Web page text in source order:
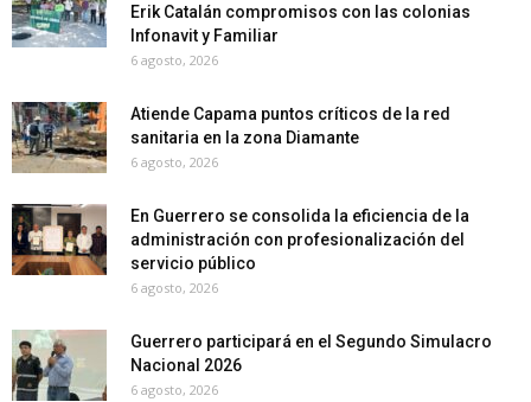
Erik Catalán compromisos con las colonias
Infonavit y Familiar
6 agosto, 2026
Atiende Capama puntos críticos de la red
sanitaria en la zona Diamante
6 agosto, 2026
En Guerrero se consolida la eficiencia de la
administración con profesionalización del
servicio público
6 agosto, 2026
Guerrero participará en el Segundo Simulacro
Nacional 2026
6 agosto, 2026